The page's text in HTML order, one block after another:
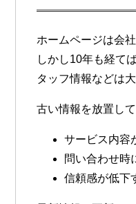
ホームページは会
しかし10年も経て
タッフ情報などは
古い情報を放置して
サービス内容
問い合わせ時
信頼感が低下